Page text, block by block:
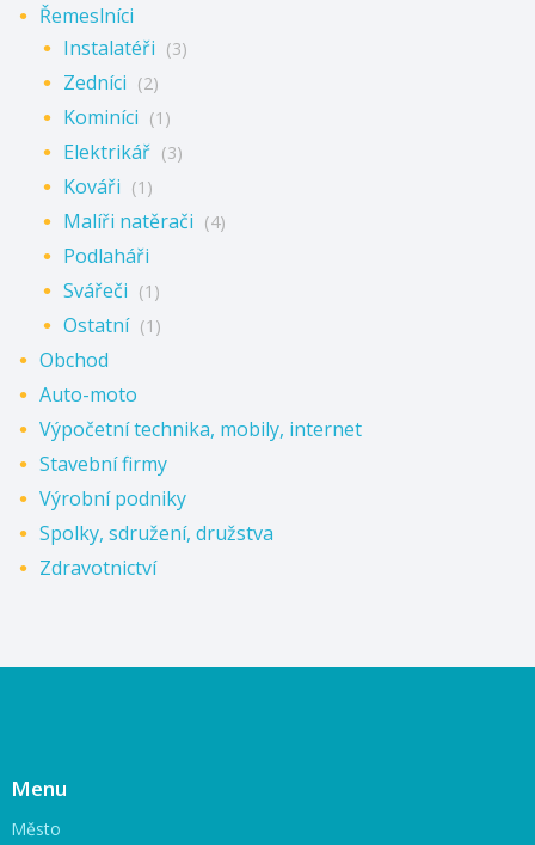
Řemeslníci
Instalatéři (3)
Zedníci (2)
Kominíci (1)
Elektrikář (3)
Kováři (1)
Malíři natěrači (4)
Podlaháři
Svářeči (1)
Ostatní (1)
Obchod
Auto-moto
Výpočetní technika, mobily, internet
Stavební firmy
Výrobní podniky
Spolky, sdružení, družstva
Zdravotnictví
Menu
Město